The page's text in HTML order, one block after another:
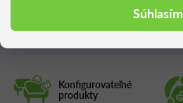
Súhlasím
Konfigurovateľné
produkty
Podobné produkty